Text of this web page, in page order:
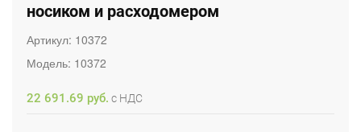
носиком и расходомером
Артикул: 10372
Модель: 10372
22 691.69 руб. с НДС